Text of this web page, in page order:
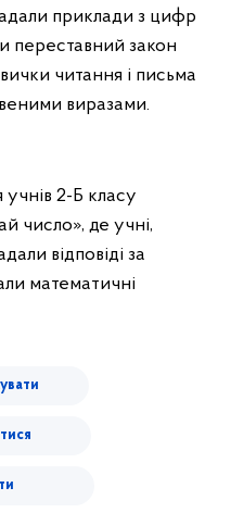
приклади з цифр
переставний закон
читання і письма
виразами.
2-Б класу
число», де учні,
відповіді за
математичні